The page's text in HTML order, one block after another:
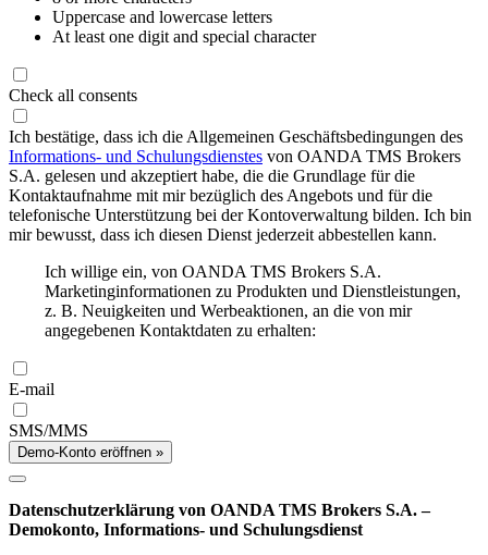
Uppercase and lowercase letters
At least one digit and special character
Check all consents
Ich bestätige, dass ich die Allgemeinen Geschäftsbedingungen des
Informations- und Schulungsdienstes von OANDA TMS Brokers
S.A. gelesen und akzeptiert habe, die die Grundlage für die
Kontaktaufnahme mit mir bezüglich des Angebots und für die
telefonische Unterstützung bei der Kontoverwaltung bilden. Ich bin
mir bewusst, dass ich diesen Dienst jederzeit abbestellen kann.
Ich willige ein, von OANDA TMS Brokers S.A.
Marketinginformationen zu Produkten und Dienstleistungen,
z. B. Neuigkeiten und Werbeaktionen, an die von mir
angegebenen Kontaktdaten zu erhalten:
E-mail
SMS/MMS
Demo-Konto eröffnen »
Datenschutzerklärung von OANDA TMS Brokers S.A. –
Demokonto, Informations- und Schulungsdienst